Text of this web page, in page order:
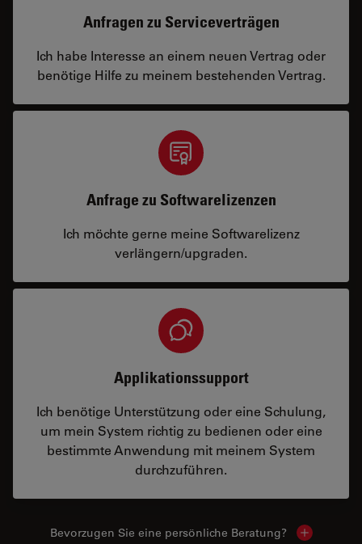
Anfragen zu Serviceverträgen
Ich habe Interesse an einem neuen Vertrag oder
benötige Hilfe zu meinem bestehenden Vertrag.
Anfrage zu Softwarelizenzen
Ich möchte gerne meine Softwarelizenz
verlängern/upgraden.
Applikationssupport
Ich benötige Unterstützung oder eine Schulung,
um mein System richtig zu bedienen oder eine
bestimmte Anwendung mit meinem System
durchzuführen.
Bevorzugen Sie eine persönliche Beratung? Show